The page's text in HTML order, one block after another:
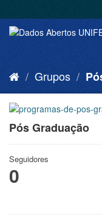
Grupos
Pós Graduação
Seguidores
0